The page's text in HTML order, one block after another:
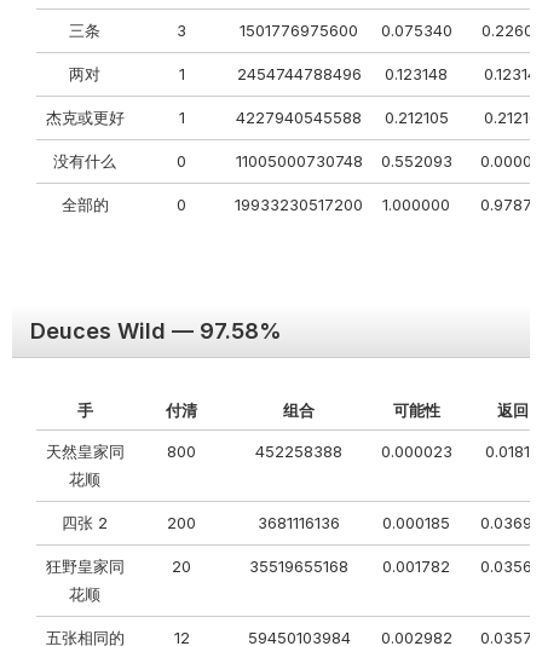
三条 3 1501776975600 0.075340
两对 1 2454744788496 0.123148
杰克或更好 1 4227940545588 0.212105
没有什么 0 11005000730748 0.552093
全部的 0 19933230517200 1.000000
Deuces Wild — 97.58%
手 付清 组合 可能性 返回
天然皇家同
花顺
800 452258388 0.000023
四张 2 200 3681116136 0.000185
狂野皇家同
花顺
20 35519655168 0.001782
五张相同的
12 59450103984 0.002982